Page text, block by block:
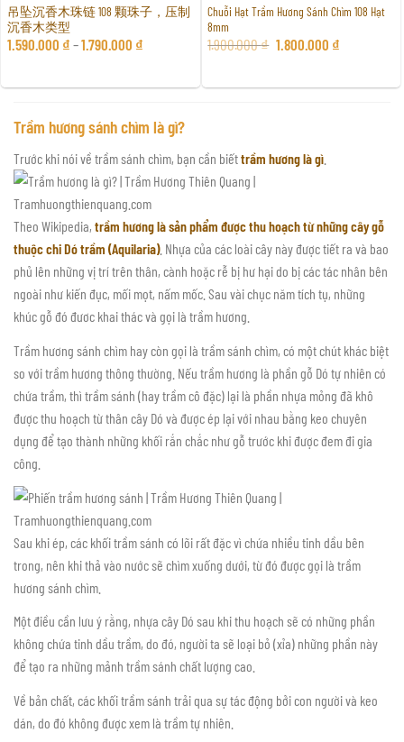
吊坠沉香木珠链 108 颗珠子，压制
沉香木类型
1.590.000 ₫ –1.790.000 ₫
Chuỗi Hạt Trầm Hương Sánh Chìm 108 Hạt
8mm
1.900.000₫ 1.800.000 ₫
Trầm hương sánh chìm là gì?
Trước khi nói về trầm sánh chìm, bạn cần biếttrầm hương là gì
Theo Wikipedia, trầm hương là sản phẩm được thu hoạch từ những cây gỗ
thuộc chi Dó trầm (Aquilaria). Nhựa của các loài cây này được tiết ra và bao
phủ lên những vị trí trên thân, cành hoặc rễ bị hư hại do bị các tác nhân bên
ngoài như kiến đục, mối mọt, nấm mốc. Sau vài chục năm tích tụ, những
khúc gỗ đó đươc khai thác và gọi là trầm hương.
Trầm hương sánh chìm hay còn gọi là trầm sánh chìm, có một chút khác biệt
so với trầm hương thông thường. Nếu trầm hương là phần gỗ Dó tự nhiên có
chứa trầm, thì trầm sánh (hay trầm cô đặc) lại là phần nhựa mỏng đã khô
được thu hoạch từ thân cây Dó và được ép lại với nhau bằng keo chuyên
dụng để tạo thành những khối rắn chắc như gỗ trước khi được đem đi gia
công.
Sau khi ép, các khối trầm sánh có lõi rất đặc vì chứa nhiều tinh dầu bên
trong, nên khi thả vào nước sẽ chìm xuống dưới, từ đó được gọi là trầm
hương sánh chìm.
Một điều cần lưu ý rằng, nhựa cây Dó sau khi thu hoạch sẽ có những phần
không chứa tinh dầu trầm, do đó, người ta sẽ loại bỏ (xỉa) những phần này
để tạo ra những mảnh trầm sánh chất lượng cao.
Về bản chất, các khối trầm sánh trải qua sự tác động bởi con người và keo
dán, do đó không được xem là trầm tự nhiên.